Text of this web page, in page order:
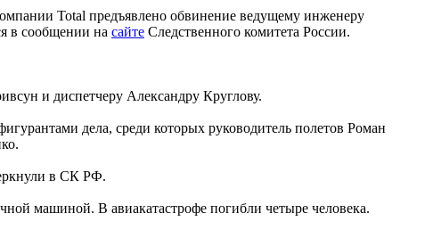
Total предъявлено обвинение ведущему инженеру
в сообщении на сайте Следственного комитета России.
и диспетчеру Александру Круглову.
дела, среди которых руководитель полетов Роман
в СК РФ.
машиной. В авиакатастрофе погибли четыре человека.